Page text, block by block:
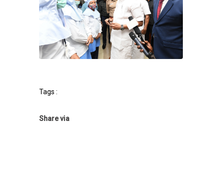
Tags :
Share via